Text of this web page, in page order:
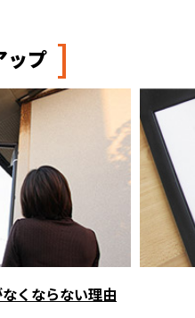
ップ ]
くならない理由